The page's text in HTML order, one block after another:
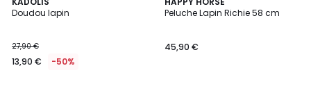
Doudou lapin
27,90 €
13,90 € -50%
/
3
Couleurs
Peluche Lapin Richie 58 cm
45,90 €